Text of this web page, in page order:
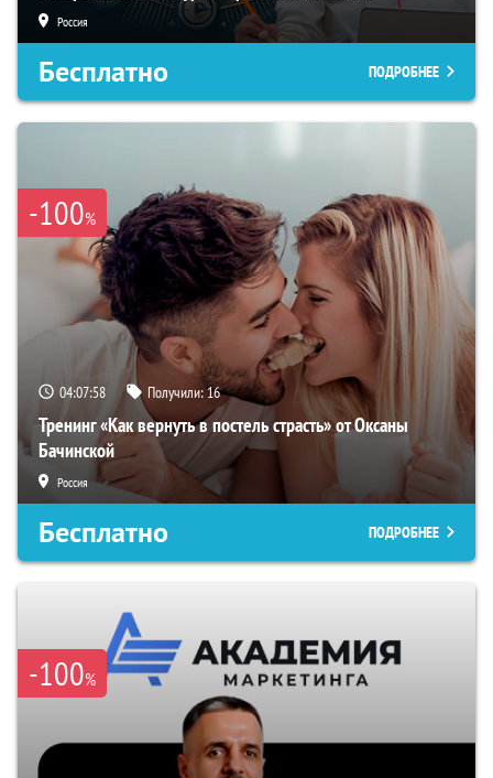
Россия
Бесплатно ПОДРОБНЕЕ
-100%
04:07:57 Получили:16
Тренинг «Как вернуть в постель страсть» от Оксаны
Бачинской
Россия
Бесплатно ПОДРОБНЕЕ
-100%